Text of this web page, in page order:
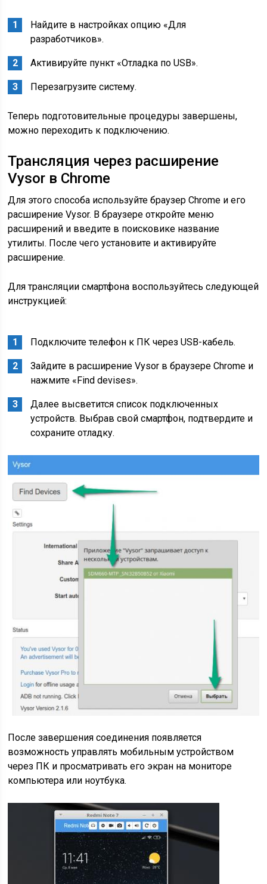
Найдите в настройках опцию «Для
разработчиков».
Активируйте пункт «Отладка по USB».
Перезагрузите систему.
Теперь подготовительные процедуры завершены,
можно переходить к подключению.
Трансляция через расширение
Vysor в Chrome
Для этого способа используйте браузер Chrome и его
расширение Vysor. В браузере откройте меню
расширений и введите в поисковике название
утилиты. После чего установите и активируйте
расширение.
Для трансляции смартфона воспользуйтесь следующей
инструкцией:
Подключите телефон к ПК через USB-кабель.
Зайдите в расширение Vysor в браузере Chrome и
нажмите «Find devises».
Далее высветится список подключенных
устройств. Выбрав свой смартфон, подтвердите и
сохраните отладку.
После завершения соединения появляется
возможность управлять мобильным устройством
через ПК и просматривать его экран на мониторе
компьютера или ноутбука.